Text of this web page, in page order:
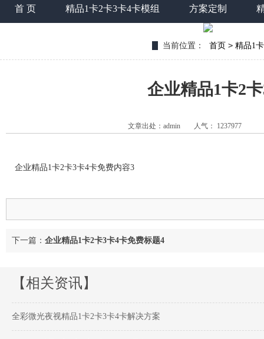
首 页 精品1卡2卡3卡4卡模组 方案定制
当前位置： 首页 > 精品1
企业精品1卡2
文章出处：admin 人气： 1237977
企业精品1卡2卡3卡4卡免费内容3
下一篇： 企业精品1卡2卡3卡4卡免费标题4
【相关资讯】
全彩微光夜视精品1卡2卡3卡4卡解决方案